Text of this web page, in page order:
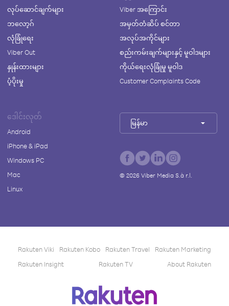
လုပ်ဆောင်ချက်များ
ဘလော့ဂ်
လုံခြုံရေး
Viber Out
နှုန်းထားများ
ပံ့ပိုးမှု
Viber အကြောင်း
အမှတ်တံဆိပ် စင်တာ
အလုပ်အကိုင်များ
စည်းကမ်းချက်များနှင့် မူဝါဒများ
ကိုယ်ရေးလုံခြုံမှု မူဝါဒ
Customer Complaints Code
ဒေါင်းလုတ်
Android
iPhone & iPad
Windows PC
Mac
Linux
မြန်မာ
© 2026Viber Media S.à r.l.
Rakuten Viki Rakuten Kobo Rakuten Travel
Rakuten Marketing
Rakuten Insight
Rakuten TV About Rakuten